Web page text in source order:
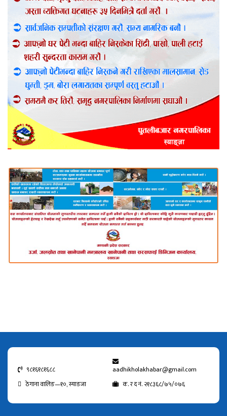
९८१६१८१६८८
aadhikholakhabar@gmail.com
ठेगाना वालिङ—१०, स्याङजा
क. र द नं. २१८३६८/७५/०७६